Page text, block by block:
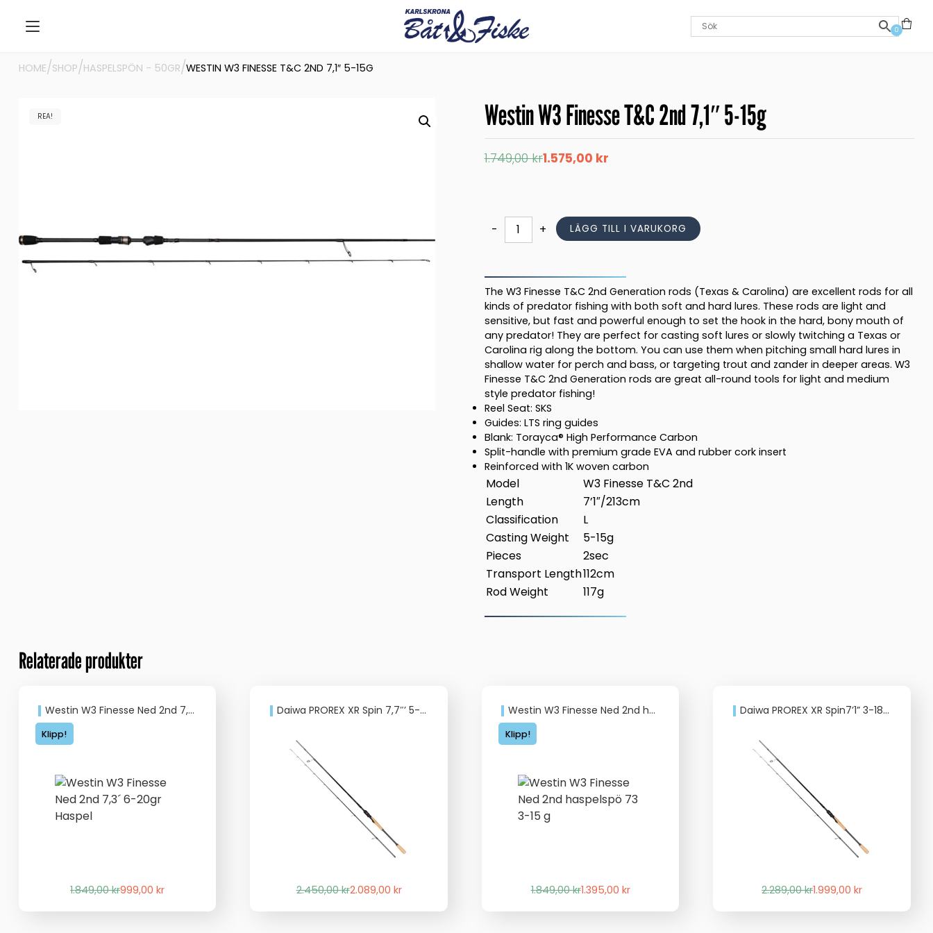
0
HOME/SHOP/HASPELSPÖN - 50GR/WESTIN W3 FINESSE T&C 2ND 7,1″ 5-15G
REA! Westin W3 Finesse T&C 2nd 7,1″ 5-15g
1.749,00kr
Det
ursprungliga
1.575,00 kr
Det
nuvarande
-
Westin
T&C
2nd
7,1"
5-
15g
mängd
+ LÄGG TILL I VARUKORG
The W3 Finesse T&C 2nd Generation rods (Texas & Carolina) are excellent rods for all
kinds of predator fishing with both soft and hard lures. These rods are light and
sensitive, but fast and powerful enough to set the hook in the hard, bony mouth of
any predator! They are perfect for casting soft lures or slowly twitching a Texas or
Carolina rig along the bottom. You can use them when pitching small hard lures in
shallow water for perch and bass, or targeting trout and zander in deeper areas. W3
Finesse T&C 2nd Generation rods are great all-round tools for light and medium
style predator fishing!
Reel Seat: SKS
Guides: LTS ring guides
Blank: Torayca® High Performance Carbon
Split-handle with premium grade EVA and rubber cork insert
Reinforced with 1K woven carbon
Model
W3 Finesse T&C 2nd
Length
7’1″/213cm
Classification
L
Casting Weight
5-15g
Pieces
2sec
Transport Length112cm
Rod Weight
117g
Relaterade produkter
Westin W3 Finesse Ned 2nd 7,3´ 6-20gr Haspel
Klipp!
1.849,00krDet
999,00kr
Det
Daiwa PROREX XR Spin 7,7″’ 5-25g Fast Tip
2.450,00krDet
2.089,00 kr
Det
Westin W3 Finesse Ned 2nd haspelspö 73 3-15 g
Klipp!
1.849,00krDet
1.395,00 kr
Det
Daiwa PROREX XR Spin7’1” 3-18g FINESSE
2.289,00krDet
1.999,00kr
Det